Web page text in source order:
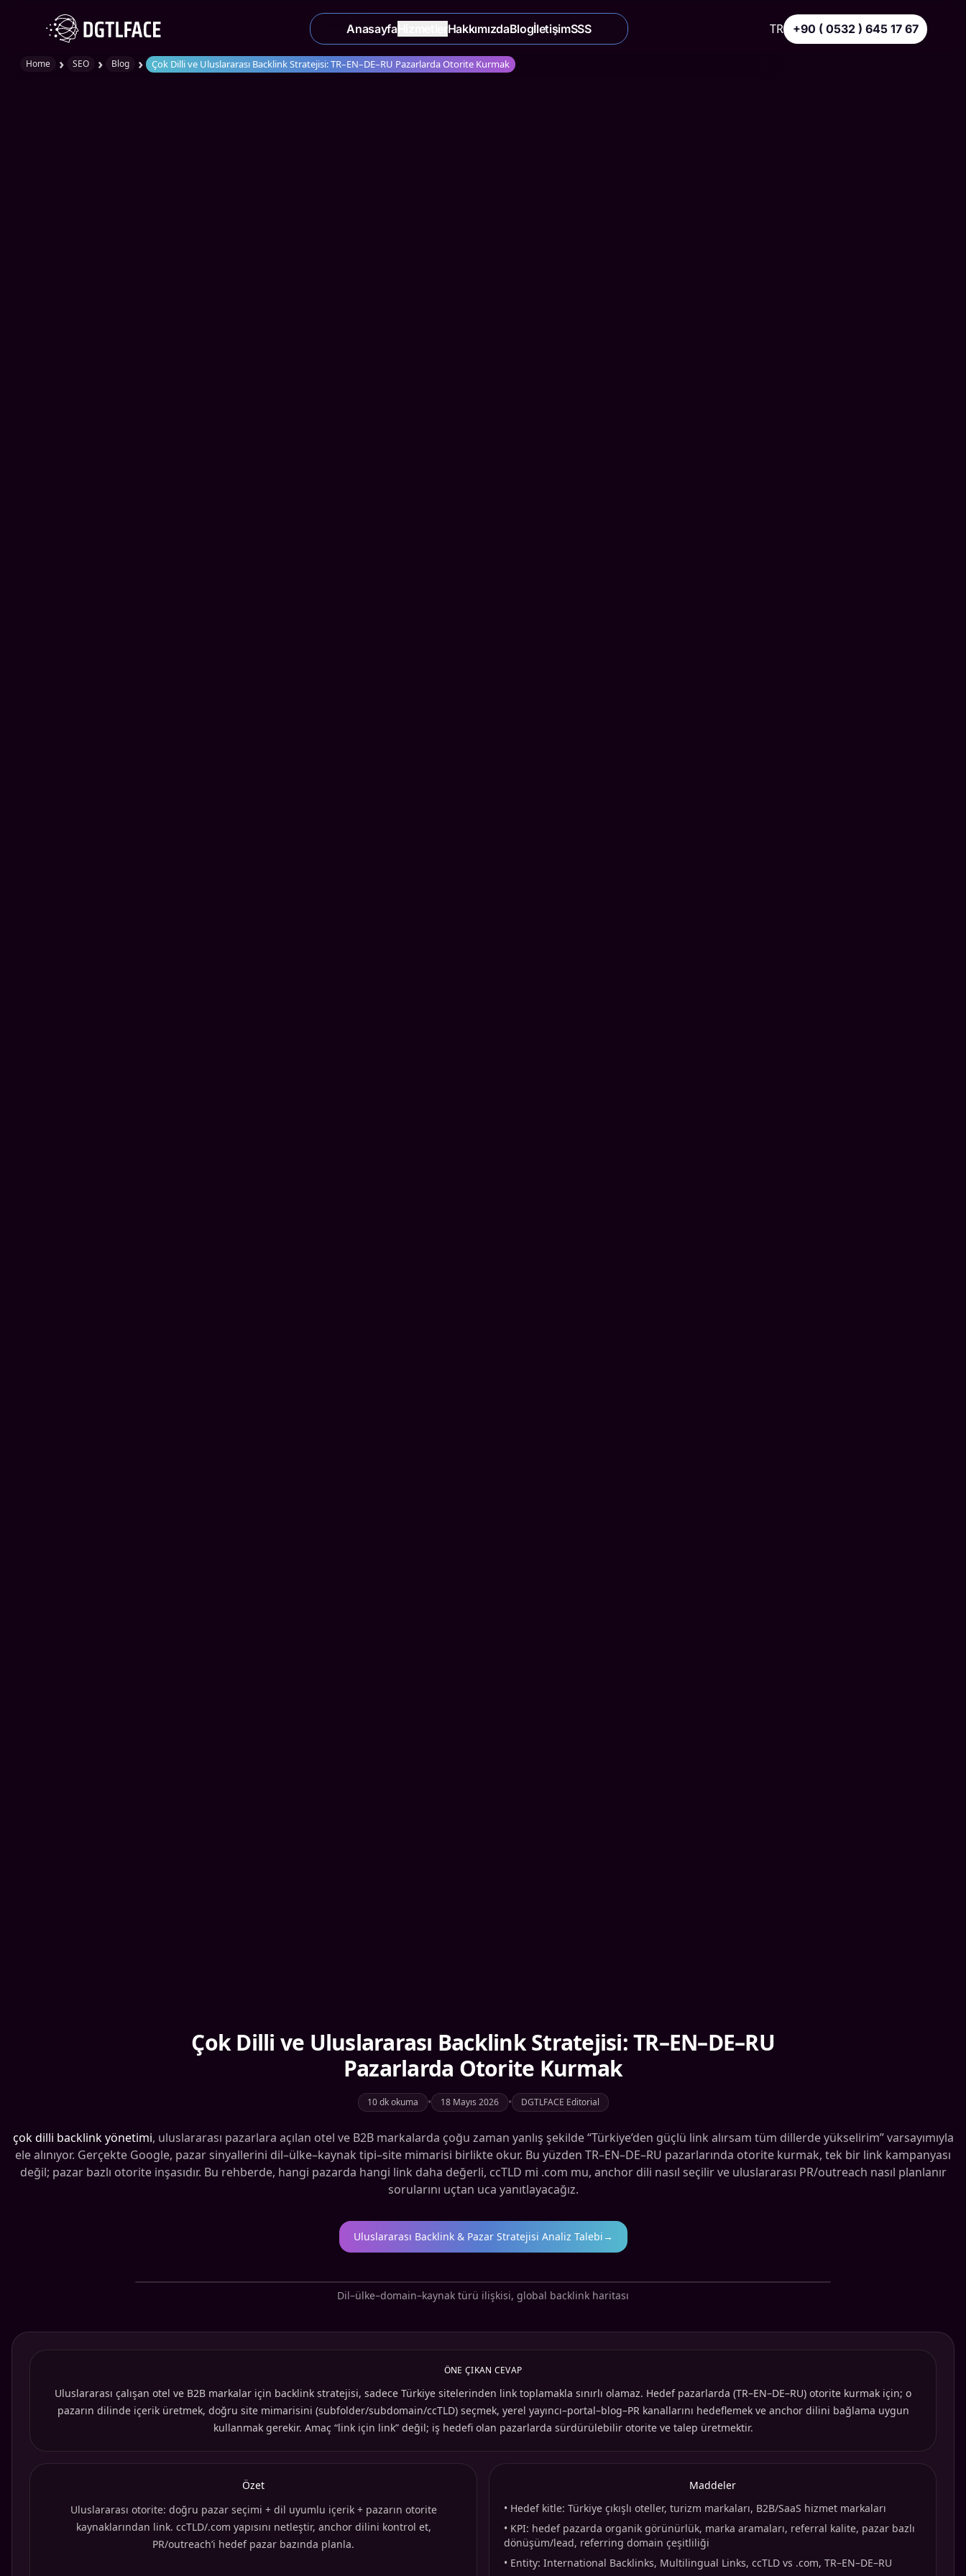
AnasayfaHizmetler HakkımızdaBlogİletişimSSS TR +90 ( 0532 ) 645 17 67
Home › SEO › Blog › Çok Dilli ve Uluslararası Backlink Stratejisi: TR–EN–DE–RU Pazarlarda Otorite Kurmak
Çok Dilli ve Uluslararası Backlink Stratejisi: TR–EN–DE–RU
Pazarlarda Otorite Kurmak
10 dk okuma • 18 Mayıs 2026 • DGTLFACE Editorial
çok dilli backlink yönetimi, uluslararası pazarlara açılan otel ve B2B markalarda çoğu zaman yanlış şekilde “Türkiye’den güçlü link alırsam tüm dillerde yükselirim” varsayımıyla
ele alınıyor. Gerçekte Google, pazar sinyallerini dil–ülke–kaynak tipi–site mimarisi birlikte okur. Bu yüzden TR–EN–DE–RU pazarlarında otorite kurmak, tek bir link kampanyası
değil; pazar bazlı otorite inşasıdır. Bu rehberde, hangi pazarda hangi link daha değerli, ccTLD mi .com mu, anchor dili nasıl seçilir ve uluslararası PR/outreach nasıl planlanır
sorularını uçtan uca yanıtlayacağız.
Uluslararası Backlink & Pazar Stratejisi Analiz Talebi→
Dil–ülke–domain–kaynak türü ilişkisi, global backlink haritası
ÖNE ÇIKAN CEVAP
Uluslararası çalışan otel ve B2B markalar için backlink stratejisi, sadece Türkiye sitelerinden link toplamakla sınırlı olamaz. Hedef pazarlarda (TR–EN–DE–RU) otorite kurmak için; o
pazarın dilinde içerik üretmek, doğru site mimarisini (subfolder/subdomain/ccTLD) seçmek, yerel yayıncı–portal–blog–PR kanallarını hedeflemek ve anchor dilini bağlama uygun
kullanmak gerekir. Amaç “link için link” değil; iş hedefi olan pazarlarda sürdürülebilir otorite ve talep üretmektir.
Özet
Uluslararası otorite: doğru pazar seçimi + dil uyumlu içerik + pazarın otorite
kaynaklarından link. ccTLD/.com yapısını netleştir, anchor dilini kontrol et,
PR/outreach’i hedef pazar bazında planla.
Maddeler
• Hedef kitle: Türkiye çıkışlı oteller, turizm markaları, B2B/SaaS hizmet markaları
• KPI: hedef pazarda organik görünürlük, marka aramaları, referral kalite, pazar bazlı
dönüşüm/lead, referring domain çeşitliliği
• Entity: International Backlinks, Multilingual Links, ccTLD vs .com, TR–EN–DE–RU